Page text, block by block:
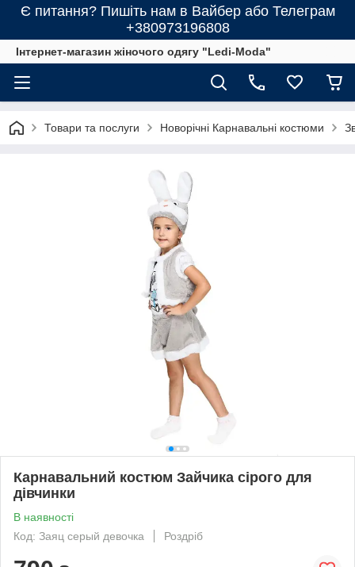
Є питання? Пишіть нам в Вайбер або Телеграм
+380973196808
Інтернет-магазин жіночого одягу "Ledi-Moda"
Товари та послуги Новорічні Карнавальні костюми
Карнавальний костюм Зайчика сірого для
дівчинки
В наявності
Код: Заяц серый девочка
Роздріб